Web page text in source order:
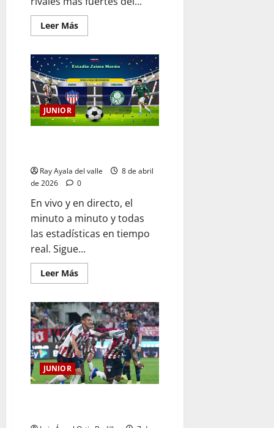
Leer Más
JUNIOR
Ray Ayala del valle
8 de abril
de 2026
0
En vivo y en directo, el
minuto a minuto y todas
las estadísticas en tiempo
real. Sigue...
Leer Más
JUNIOR